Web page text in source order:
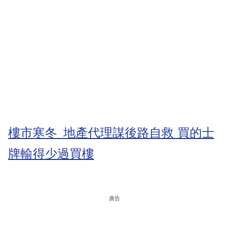
樓市寒冬 地產代理謀後路自救 買的士
牌輸得少過買樓
廣告